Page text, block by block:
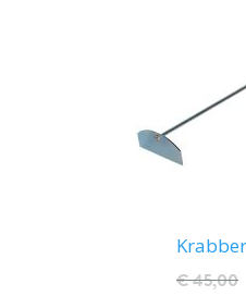
€ 45,00